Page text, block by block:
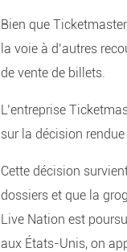
Bien que
la voie à d’autres
de vente de billets.
L’entreprise
sur la décision
Cette décision
dossiers et que la
Live Nation est
aux États-Unis, on